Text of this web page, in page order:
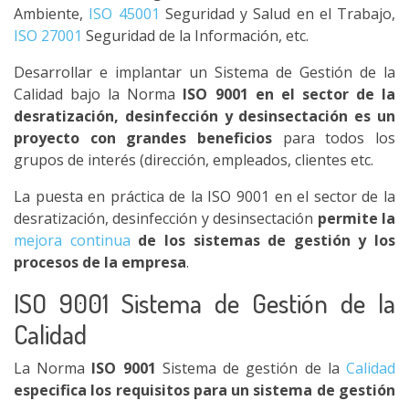
Ambiente, ISO 45001 Seguridad y Salud en el Trabajo,
ISO 27001 Seguridad de la Información, etc.
Desarrollar e implantar un Sistema de Gestión de la
Calidad bajo la Norma ISO 9001 en el sector de la
desratización, desinfección y desinsectación es un
proyecto con grandes beneficios para todos los
grupos de interés (dirección, empleados, clientes etc.
La puesta en práctica de la ISO 9001 en el sector de la
desratización, desinfección y desinsectación permite la
mejora continua de los sistemas de gestión y los
procesos de la empresa.
ISO 9001 Sistema de Gestión de la
Calidad
La Norma ISO 9001 Sistema de gestión de laCalidad
especifica los requisitos para un sistema de gestión